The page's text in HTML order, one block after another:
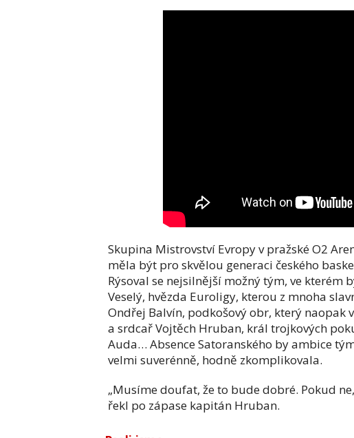
Skupina Mistrovství Evropy v pražské O2
měla být pro skvělou generaci českého
Rýsoval se nejsilnější možný tým, ve kterém
Veselý, hvězda Euroligy, kterou z mnoha
Ondřej Balvín, podkošový obr, který naopak
a srdcař Vojtěch Hruban, král trojkových
Auda… Absence Satoranského by ambice
velmi suverénně, hodně zkomplikovala.
„Musíme doufat, že to bude dobré. Pokud
řekl po zápase kapitán Hruban.